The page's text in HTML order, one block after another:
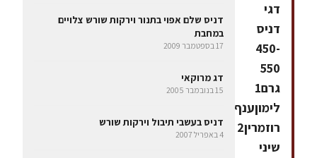
דגי
דניס
450-
550
גרם1
לימוןענף
רוזמרין2
שיני
דניס שלם אפוי בתנור וירקות שורש צלויים
במחבת
17 בספטמבר 2009
דג מרוקאי
15 בנובמבר 2005
דניס בעשבי תיבול וירקות שורש
4 באפריל 2007